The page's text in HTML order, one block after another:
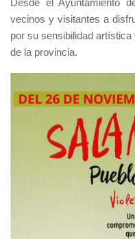
Desde el Ayuntamiento
vecinos y visitantes a
por su sensibilidad
de la provincia.